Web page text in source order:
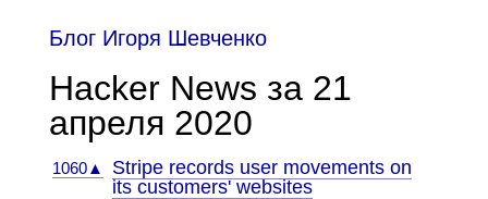
Блог Игоря Шевченко
Hacker News за 21
апреля 2020
1060▲
Stripe records user movements on
its customers' websites